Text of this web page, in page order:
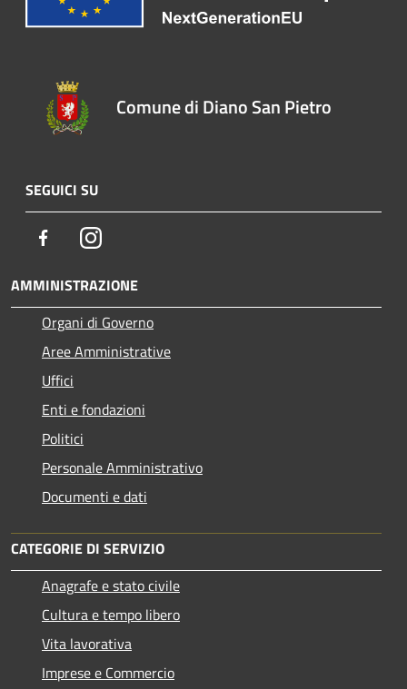
Comune di Diano San Pietro
SEGUICI SU
FacebookInstagram
AMMINISTRAZIONE
Organi di Governo
Aree Amministrative
Uffici
Enti e fondazioni
Politici
Personale Amministrativo
Documenti e dati
CATEGORIE DI SERVIZIO
Anagrafe e stato civile
Cultura e tempo libero
Vita lavorativa
Imprese e Commercio